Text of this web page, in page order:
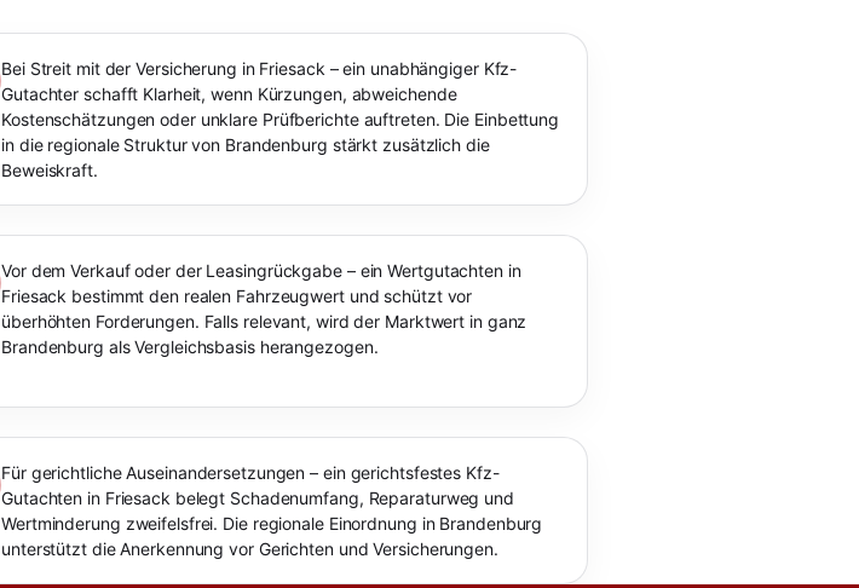
Bei Streit mit der Versicherung in Friesack – ein unabhängiger Kfz-
Gutachter schafft Klarheit, wenn Kürzungen, abweichende
Kostenschätzungen oder unklare Prüfberichte auftreten. Die Einbettung
in die regionale Struktur von Brandenburg stärkt zusätzlich die
Beweiskraft.
Vor dem Verkauf oder der Leasingrückgabe – ein Wertgutachten in
Friesack bestimmt den realen Fahrzeugwert und schützt vor
überhöhten Forderungen. Falls relevant, wird der Marktwert in ganz
Brandenburg als Vergleichsbasis herangezogen.
Für gerichtliche Auseinandersetzungen – ein gerichtsfestes Kfz-
Gutachten in Friesack belegt Schadenumfang, Reparaturweg und
Wertminderung zweifelsfrei. Die regionale Einordnung in Brandenburg
unterstützt die Anerkennung vor Gerichten und Versicherungen.